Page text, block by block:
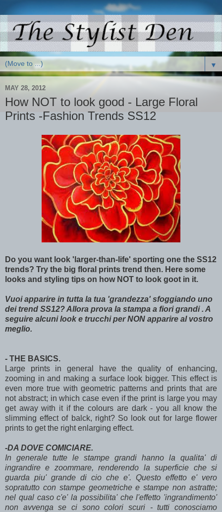
▼
MAY 28, 2012
How NOT to look good - Large Floral
Prints -Fashion Trends SS12
Do you want look 'larger-than-life' sporting one the SS12
trends? Try the big floral prints trend then. Here some
looks and styling tips on how NOT to look goot in it.
Vuoi apparire in tutta la tua 'grandezza' sfoggiando uno
dei trend SS12? Allora prova la stampa a fiori grandi . A
seguire alcuni look e trucchi per NON apparire al vostro
meglio.
- THE BASICS.
Large prints in general have the quality of enhancing,
zooming in and making a surface look bigger. This effect is
even more true with geometric patterns and prints that are
not abstract; in which case even if the print is large you may
get away with it if the colours are dark - you all know the
slimming effect of balck, right? So look out for large flower
prints to get the right enlarging effect.
-DA DOVE COMICIARE.
In generale tutte le stampe grandi hanno la qualita' di
ingrandire e zoommare, renderendo la superficie che si
guarda piu' grande di cio che e'. Questo effetto e' vero
sopratutto con stampe geometriche e stampe non astratte;
nel qual caso c'e' la possibilita' che l'effetto 'ingrandimento'
non avvenga se ci sono colori scuri - tutti conosciamo